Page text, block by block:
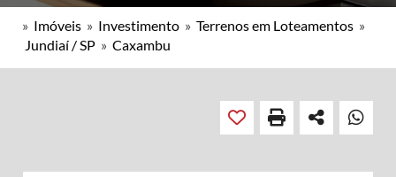
» Imóveis » Investimento » Terrenos em Loteamentos »
Jundiaí / SP » Caxambu